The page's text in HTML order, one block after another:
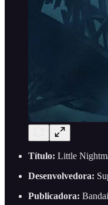
Título: Little
Desenvolvedora:
Publicadora: